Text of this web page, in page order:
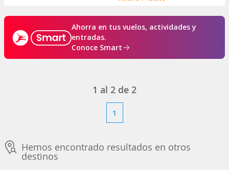
Ahorra en tus vuelos, actividades y
entradas.
Conoce Smart
1 al 2 de 2
1
Hemos encontrado resultados en otros
destinos